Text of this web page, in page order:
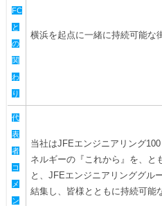
FC
と
の
関
わ
り
横浜を起点に一緒に持続可能な
代
表
者
コ
メ
ン
当社はJFEエンジニアリング
ネルギーの『これから』を、と
と、JFEエンジニアリンググル
結集し、皆様とともに持続可能